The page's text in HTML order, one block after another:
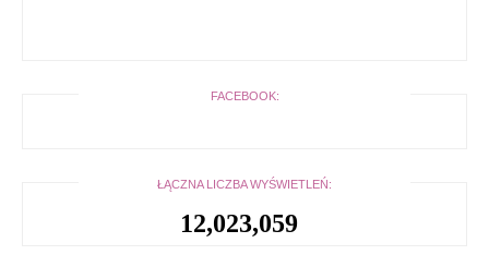
FACEBOOK:
ŁĄCZNA LICZBA WYŚWIETLEŃ:
12,023,059